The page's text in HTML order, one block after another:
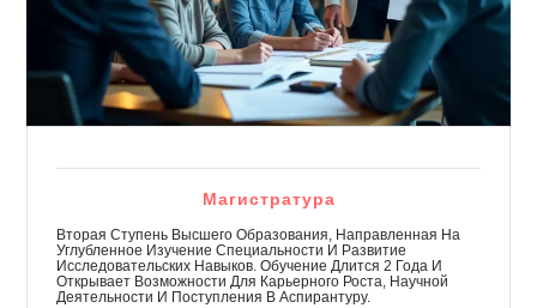
Магистратура
Вторая Ступень Высшего Образования, Направленная На
Углубленное Изучение Специальности И Развитие
Исследовательских Навыков. Обучение Длится 2 Года И
Открывает Возможности Для Карьерного Роста, Научной
Деятельности И Поступления В Аспирантуру.